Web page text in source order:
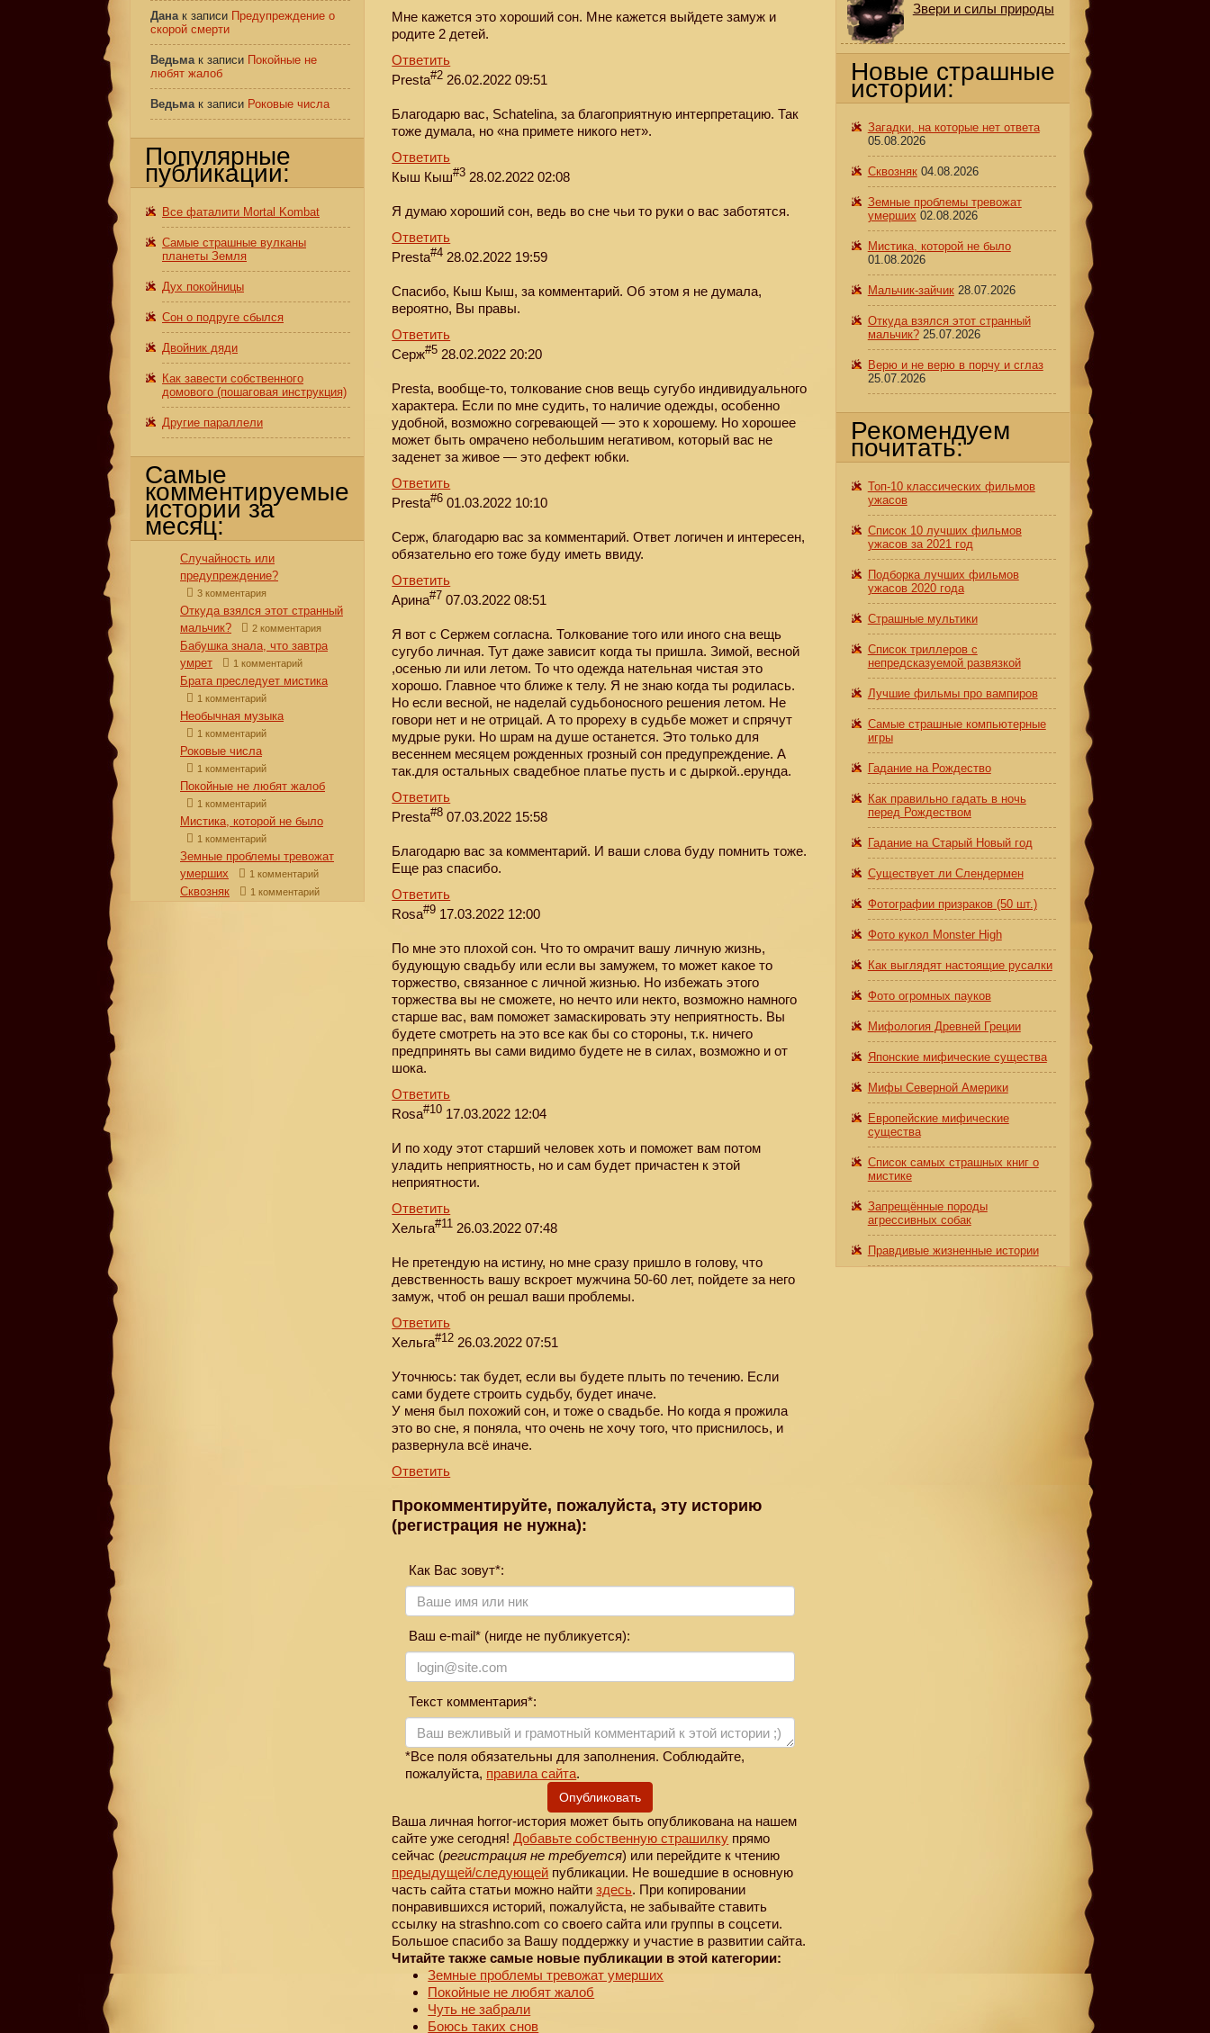
Мне кажется это хороший сон. Мне кажется выйдете замуж и
родите 2 детей.
Ответить
Presta#2 26.02.2022 09:51
Благодарю вас, Schatelina, за благоприятную интерпретацию. Так
тоже думала, но «на примете никого нет».
Ответить
Кыш Кыш#3 28.02.2022 02:08
Я думаю хороший сон, ведь во сне чьи то руки о вас заботятся.
Ответить
Presta#4 28.02.2022 19:59
Спасибо, Кыш Кыш, за комментарий. Об этом я не думала,
вероятно, Вы правы.
Ответить
Серж#5 28.02.2022 20:20
Presta, вообще-то, толкование снов вещь сугубо индивидуального
характера. Если по мне судить, то наличие одежды, особенно
удобной, возможно согревающей — это к хорошему. Но хорошее
может быть омрачено небольшим негативом, который вас не
заденет за живое — это дефект юбки.
Ответить
Presta#6 01.03.2022 10:10
Серж, благодарю вас за комментарий. Ответ логичен и интересен,
обязательно его тоже буду иметь ввиду.
Ответить
Арина#7 07.03.2022 08:51
Я вот с Сержем согласна. Толкование того или иного сна вещь
сугубо личная. Тут даже зависит когда ты пришла. Зимой, весной
,осенью ли или летом. То что одежда нательная чистая это
хорошо. Главное что ближе к телу. Я не знаю когда ты родилась.
Но если весной, не наделай судьбоносного решения летом. Не
говори нет и не отрицай. А то прореху в судьбе может и спрячут
мудрые руки. Но шрам на душе останется. Это только для
весеннем месяцем рожденных грозный сон предупреждение. А
так.для остальных свадебное платье пусть и с дыркой..ерунда.
Ответить
Presta#8 07.03.2022 15:58
Благодарю вас за комментарий. И ваши слова буду помнить тоже.
Еще раз спасибо.
Ответить
Rosa#9 17.03.2022 12:00
По мне это плохой сон. Что то омрачит вашу личную жизнь,
будующую свадьбу или если вы замужем, то может какое то
торжество, связанное с личной жизнью. Но избежать этого
торжества вы не сможете, но нечто или некто, возможно намного
старше вас, вам поможет замаскировать эту неприятность. Вы
будете смотреть на это все как бы со стороны, т.к. ничего
предпринять вы сами видимо будете не в силах, возможно и от
шока.
Ответить
Rosa#10 17.03.2022 12:04
И по ходу этот старший человек хоть и поможет вам потом
уладить неприятность, но и сам будет причастен к этой
неприятности.
Ответить
Хельга#11 26.03.2022 07:48
Не претендую на истину, но мне сразу пришло в голову, что
девственность вашу вскроет мужчина 50-60 лет, пойдете за него
замуж, чтоб он решал ваши проблемы.
Ответить
Хельга#12 26.03.2022 07:51
Уточнюсь: так будет, если вы будете плыть по течению. Если
сами будете строить судьбу, будет иначе.
У меня был похожий сон, и тоже о свадьбе. Но когда я прожила
это во сне, я поняла, что очень не хочу того, что приснилось, и
развернула всё иначе.
Ответить
Прокомментируйте, пожалуйста, эту историю
(регистрация не нужна):
Как Вас зовут*:
Ваш e-mail* (нигде не публикуется):
Текст комментария*:
*Все поля обязательны для заполнения. Соблюдайте,
пожалуйста, правила сайта.
Опубликовать
Ваша личная horror-история может быть опубликована на нашем
сайте уже сегодня!Добавьте собственную страшилку прямо
сейчас (регистрация не требуется) или перейдите к чтению
предыдущей/следующей публикации. Не вошедшие в основную
часть сайта статьи можно найтиздесь. При копировании
понравившихся историй, пожалуйста, не забывайте ставить
ссылку на strashno.com со своего сайта или группы в соцсети.
Большое спасибо за Вашу поддержку и участие в развитии сайта.
Читайте также самые новые публикации в этой категории:
Земные проблемы тревожат умерших
Покойные не любят жалоб
Чуть не забрали
Боюсь таких снов
Данак записи Предупреждение о
скорой смерти
Ведьмак записи Покойные не
любят жалоб
Ведьмак записи Роковые числа
Популярные
публикации:
Все фаталити Mortal Kombat
Самые страшные вулканы
планеты Земля
Дух покойницы
Сон о подруге сбылся
Двойник дяди
Как завести собственного
домового (пошаговая инструкция)
Другие параллели
Самые
комментируемые
истории за
месяц:
Случайность или
предупреждение?
3 комментария
Откуда взялся этот странный
мальчик?
2 комментария
Бабушка знала, что завтра
умрет
1 комментарий
Брата преследует мистика
1 комментарий
Необычная музыка
1 комментарий
Роковые числа
1 комментарий
Покойные не любят жалоб
1 комментарий
Мистика, которой не было
1 комментарий
Земные проблемы тревожат
умерших
1 комментарий
Сквозняк 1 комментарий
Звери и силы природы
Новые страшные
истории:
Загадки, на которые нет ответа
05.08.2026
Сквозняк 04.08.2026
Земные проблемы тревожат
умерших 02.08.2026
Мистика, которой не было
01.08.2026
Мальчик-зайчик 28.07.2026
Откуда взялся этот странный
мальчик? 25.07.2026
Верю и не верю в порчу и сглаз
25.07.2026
Рекомендуем
почитать:
Топ-10 классических фильмов
ужасов
Список 10 лучших фильмов
ужасов за 2021 год
Подборка лучших фильмов
ужасов 2020 года
Страшные мультики
Список триллеров с
непредсказуемой развязкой
Лучшие фильмы про вампиров
Самые страшные компьютерные
игры
Гадание на Рождество
Как правильно гадать в ночь
перед Рождеством
Гадание на Старый Новый год
Существует ли Слендермен
Фотографии призраков (50 шт.)
Фото кукол Monster High
Как выглядят настоящие русалки
Фото огромных пауков
Мифология Древней Греции
Японские мифические существа
Мифы Северной Америки
Европейские мифические
существа
Список самых страшных книг о
мистике
Запрещённые породы
агрессивных собак
Правдивые жизненные истории